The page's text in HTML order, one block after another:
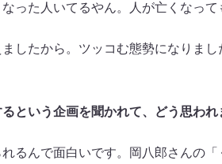
た人いてるやん。人が亡くなって
たから。ツッコむ態勢になりまし
という企画を聞かれて、どう思われ
んで面白いです。岡八郎さんの「